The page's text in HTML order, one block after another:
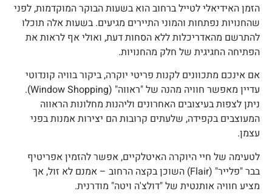
האידיאלי לטייל ברחוב הוא בשעות הבוקר המוקדמות, לפני
נפתחות והמוני התיירים מגיעים. בשעות אלה תוכלו
מהאדריכלות ללא הסחות דעת, ואולי אף לראות את
החגיגית של חלק מהחנויות.
אינכם מתכוונים לקנות פריטי יוקרה, ביקור בוויה קונדוטי
עדיין מאפשר חוויה מהנה של "ראווה" (Window Shopping).
לצפות בעיצובים האחרונים וליהנות מחלונות הראווה
בקפידה, שלעתים קרובות הם יצירות אמנות בפני
של חיי היוקרה האיטלקיים, אפשר להזמין אפריטיף
בבר "פלייר" (Flair) השוכן בקצה הרחוב – אמנם לא זול, אך
חוויה אותנטית של "דולצ'ה ויטה" מודרנית.